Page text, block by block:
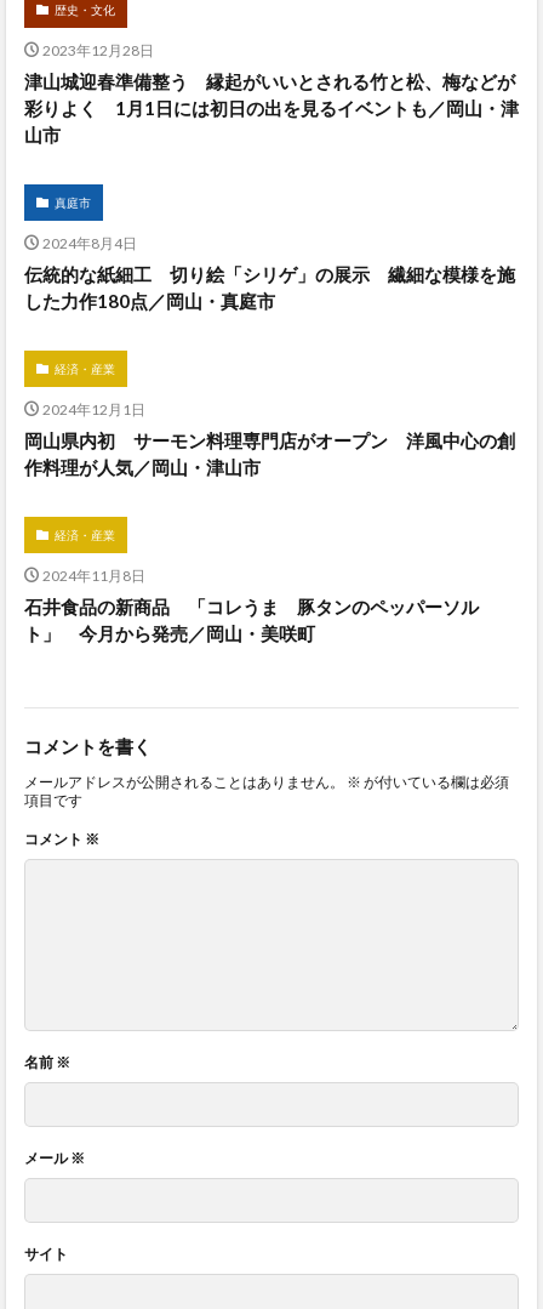
歴史・文化
2023年12月28日
津山城迎春準備整う 縁起がいいとされる竹と松、梅などが
彩りよく 1月1日には初日の出を見るイベントも／岡山・津
山市
真庭市
2024年8月4日
伝統的な紙細工 切り絵「シリゲ」の展示 繊細な模様を施
した力作180点／岡山・真庭市
経済・産業
2024年12月1日
岡山県内初 サーモン料理専門店がオープン 洋風中心の創
作料理が人気／岡山・津山市
経済・産業
2024年11月8日
石井食品の新商品 「コレうま 豚タンのペッパーソル
ト」 今月から発売／岡山・美咲町
コメントを書く
メールアドレスが公開されることはありません。 ※ が付いている欄は必須
項目です
コメント ※
名前 ※
メール※
サイト